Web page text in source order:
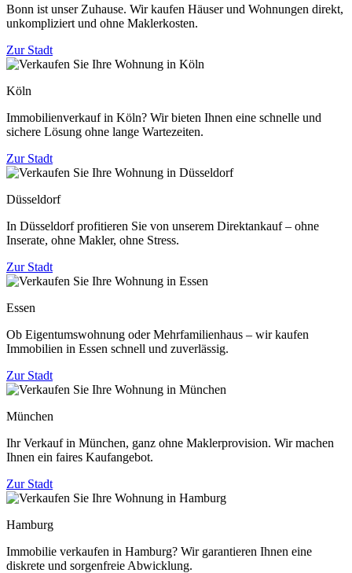
Bonn ist unser Zuhause. Wir kaufen Häuser und Wohnungen direkt,
unkompliziert und ohne Maklerkosten.
Zur Stadt
Köln
Immobilienverkauf in Köln? Wir bieten Ihnen eine schnelle und
sichere Lösung ohne lange Wartezeiten.
Zur Stadt
Düsseldorf
In Düsseldorf profitieren Sie von unserem Direktankauf – ohne
Inserate, ohne Makler, ohne Stress.
Zur Stadt
Essen
Ob Eigentumswohnung oder Mehrfamilienhaus – wir kaufen
Immobilien in Essen schnell und zuverlässig.
Zur Stadt
München
Ihr Verkauf in München, ganz ohne Maklerprovision. Wir machen
Ihnen ein faires Kaufangebot.
Zur Stadt
Hamburg
Immobilie verkaufen in Hamburg? Wir garantieren Ihnen eine
diskrete und sorgenfreie Abwicklung.